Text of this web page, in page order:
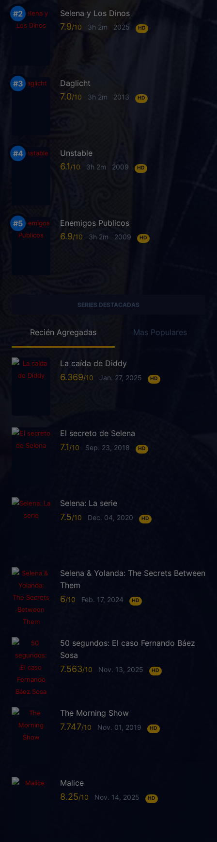
Selena y Los Dinos
7.9 3h 2m 2025 HD
Daglicht
7.0 3h 2m 2013 HD
Unstable
6.1 3h 2m 2009 HD
Enemigos Publicos
6.9 3h 2m 2009 HD
SERIES DESTACADAS
Recién Agregadas Mas Populares
La caída de Diddy
6.369 Jan. 27, 2025 HD
El secreto de Selena
7.1 Sep. 23, 2018 HD
Selena: La serie
7.5 Dec. 04, 2020 HD
Selena & Yolanda: The Secrets Between
Them
6 Feb. 17, 2024 HD
50 segundos: El caso Fernando Báez
Sosa
7.563 Nov. 13, 2025 HD
The Morning Show
7.747 Nov. 01, 2019 HD
Malice
8.25 Nov. 14, 2025 HD